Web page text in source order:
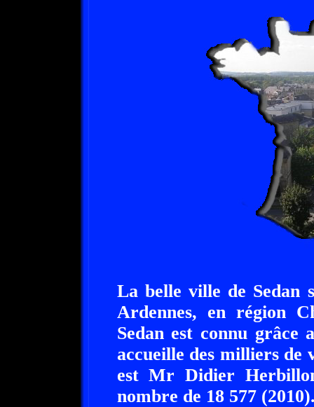
La belle ville de Sedan
Ardennes, en région
Sedan est connu grâce
accueille des milliers de
est Mr Didier
nombre de 18 577